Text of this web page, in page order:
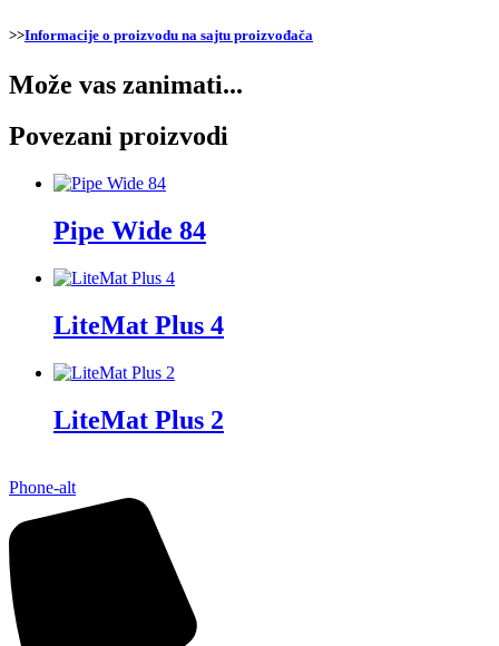
>>Informacije o proizvodu na sajtu proizvođača
Može vas zanimati...
Povezani proizvodi
Pipe Wide 84
LiteMat Plus 4
LiteMat Plus 2
Phone-alt